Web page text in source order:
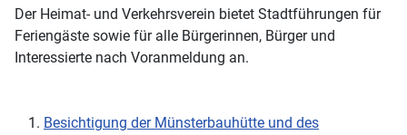
Der Heimat- und Verkehrsverein bietet Stadtführungen für
Feriengäste sowie für alle Bürgerinnen, Bürger und
Interessierte nach Voranmeldung an.
Besichtigung der Münsterbauhütte und des